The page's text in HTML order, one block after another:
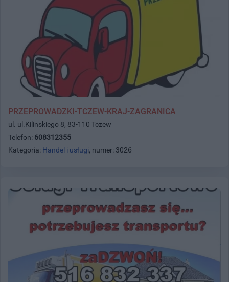
PRZEPROWADZKI-TCZEW-KRAJ-ZAGRANICA
ul. ul.Kilinskiego 8, 83-110 Tczew
Telefon: 608312355
Kategoria: Handel i usługi, numer: 3026